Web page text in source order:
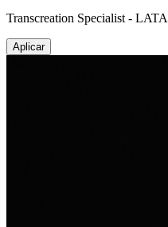
Transcreation Specialist -
Aplicar